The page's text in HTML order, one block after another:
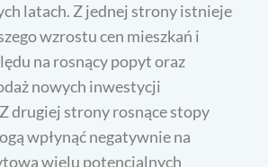
latach. Z jednej strony istnieje
wzrostu cen mieszkań i
na rosnący popyt oraz
nowych inwestycji
drugiej strony rosnące stopy
wpłynąć negatywnie na
wielu potencjalnych